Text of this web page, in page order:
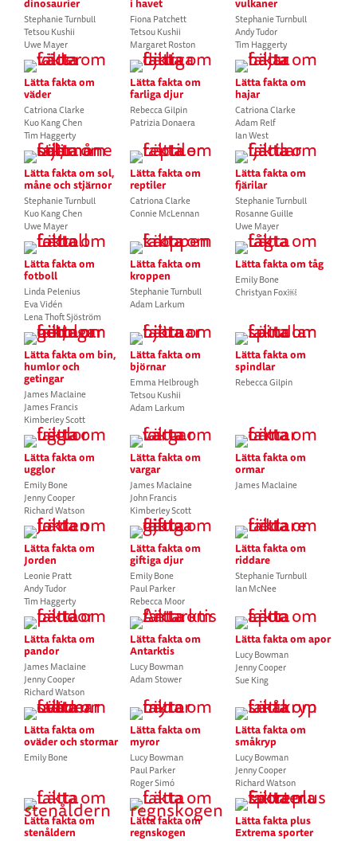
dinosaurier
Stephanie Turnbull
Tetsou Kushii
Uwe Mayer
i havet
Fiona Patchett
Tetsou Kushii
Margaret Roston
vulkaner
Stephanie Turnbull
Andy Tudor
Tim Haggerty
Lätta fakta om
väder
Catriona Clarke
Kuo Kang Chen
Tim Haggerty
Lätta fakta om
farliga djur
Rebecca Gilpin
Patrizia Donaera
Lätta fakta om
hajar
Catriona Clarke
Adam Relf
Ian West
Lätta fakta om sol,
måne och stjärnor
Stephanie Turnbull
Kuo Kang Chen
Uwe Mayer
Lätta fakta om
reptiler
Catriona Clarke
Connie McLennan
Lätta fakta om
fjärilar
Stephanie Turnbull
Rosanne Guille
Uwe Mayer
Lätta fakta om
fotboll
Linda Pelenius
Eva Vidén
Lena Thoft Sjöström
Lätta fakta om
kroppen
Stephanie Turnbull
Adam Larkum
Lätta fakta om tåg
Emily Bone
Christyan Fox￼
Lätta fakta om bin,
humlor och
getingar
James Maclaine
James Francis
Kimberley Scott
Lätta fakta om
björnar
Emma Helbrough
Tetsou Kushii
Adam Larkum
Lätta fakta om
spindlar
Rebecca Gilpin
Lätta fakta om
ugglor
Emily Bone
Jenny Cooper
Richard Watson
Lätta fakta om
vargar
James Maclaine
John Francis
Kimberley Scott
Lätta fakta om
ormar
James Maclaine
Lätta fakta om
Jorden
Leonie Pratt
Andy Tudor
Tim Haggerty
Lätta fakta om
giftiga djur
Emily Bone
Paul Parker
Rebecca Moor
Lätta fakta om
riddare
Stephanie Turnbull
Ian McNee
Lätta fakta om
pandor
James Maclaine
Jenny Cooper
Richard Watson
Lätta fakta om
Antarktis
Lucy Bowman
Adam Stower
Lätta fakta om apor
Lucy Bowman
Jenny Cooper
Sue King
Lätta fakta om
oväder och stormar
Emily Bone
Lätta fakta om
myror
Lucy Bowman
Paul Parker
Roger Simó
Lätta fakta om
småkryp
Lucy Bowman
Jenny Cooper
Richard Watson
Lätta fakta om
stenåldern
Lätta fakta om
regnskogen
Lätta fakta plus
Extrema sporter